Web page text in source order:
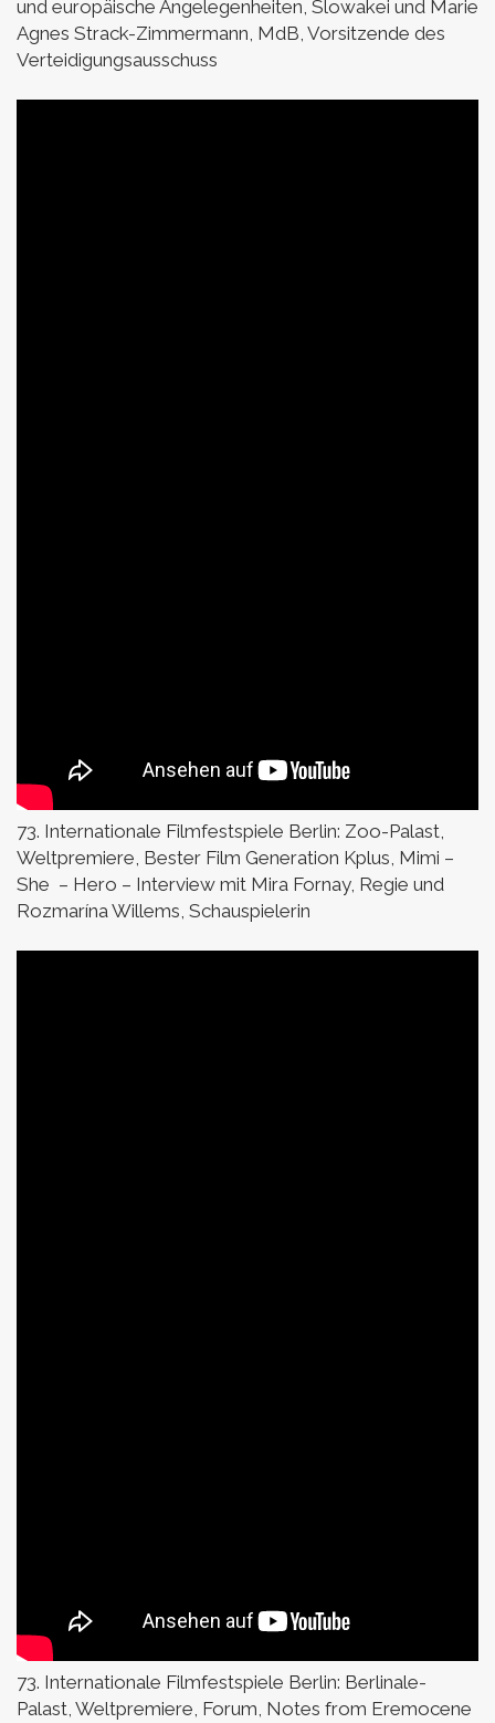
und europäische Angelegenheiten, Slowakei und Marie
Agnes Strack-Zimmermann, MdB, Vorsitzende des
Verteidigungsausschuss
73. Internationale Filmfestspiele Berlin: Zoo-Palast,
Weltpremiere, Bester Film Generation Kplus, Mimi –
She – Hero – Interview mit Mira Fornay, Regie und
Rozmarína Willems, Schauspielerin
73. Internationale Filmfestspiele Berlin: Berlinale-
Palast, Weltpremiere, Forum, Notes from Eremocene